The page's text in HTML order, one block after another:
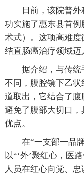
日前，该院普外
功实施了惠东县首例
术式）。这项高难
结直肠癌治疗领域迈
据介绍，与传统
不同，腹腔镜下乙
道取出，它结合了腹
避免了腹部大切口
优点。
在“一支部一品牌
以“‘外’聚红心，医
人员在红心向党、